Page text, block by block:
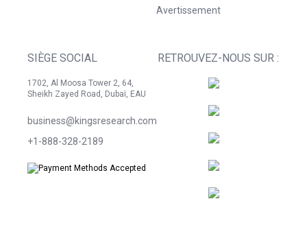
Avertissement
SIÈGE SOCIAL
1702, Al Moosa Tower 2, 64,
Sheikh Zayed Road, Dubaï, EAU
business@kingsresearch.com
+1-888-328-2189
RETROUVEZ-NOUS SUR :